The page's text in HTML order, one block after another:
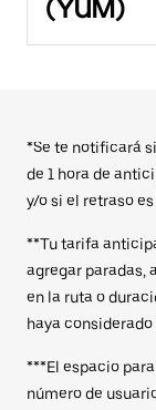
(YUM)
*Se te notificará
de 1 hora de
y/o si el retraso
**Tu tarifa
agregar paradas,
en la ruta o
haya
***El espacio
número de